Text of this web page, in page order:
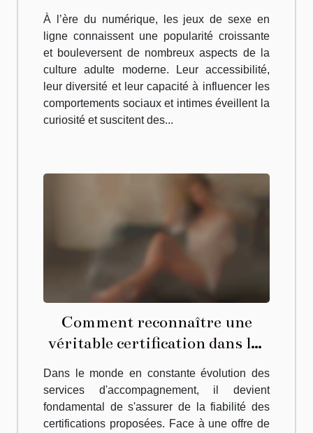
adulte moderne ?
À l’ère du numérique, les jeux de sexe en
ligne connaissent une popularité croissante
et bouleversent de nombreux aspects de la
culture adulte moderne. Leur accessibilité,
leur diversité et leur capacité à influencer les
comportements sociaux et intimes éveillent la
curiosité et suscitent des...
Comment reconnaître une
véritable certification dans les
services d'accompagnement ?
Dans le monde en constante évolution des
services d'accompagnement, il devient
fondamental de s'assurer de la fiabilité des
certifications proposées. Face à une offre de